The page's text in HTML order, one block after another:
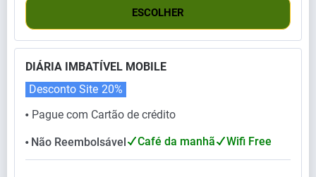
ESCOLHER
DIÁRIA IMBATÍVEL MOBILE
⬤ Pague com Cartão de crédito
Desconto Site 20%
⬤ Não Reembolsável Café da manhã Wifi Free